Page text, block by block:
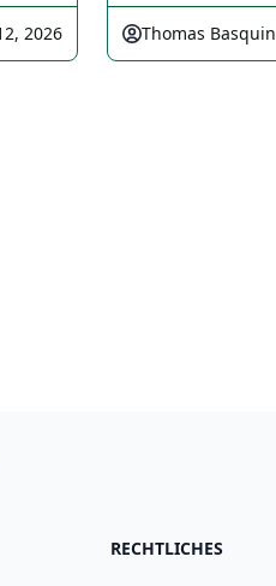
2026 Thomas Basquin
RECHTLICHES